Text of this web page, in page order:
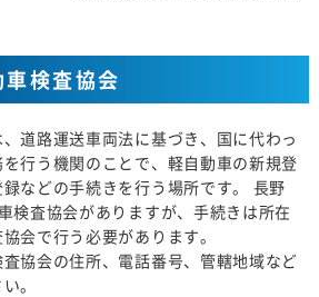
検査協会
道路運送車両法に基づき、国に代わっ
行う機関のことで、軽自動車の新規登
などの手続きを行う場所です。 長野
検査協会がありますが、手続きは所在
会で行う必要があります。
協会の住所、電話番号、管轄地域など
。